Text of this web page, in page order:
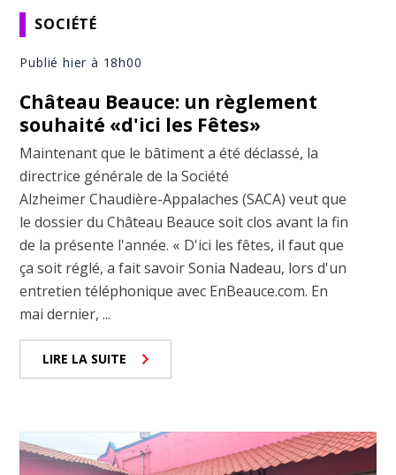
SOCIÉTÉ
Publié hier à 18h00
Château Beauce: un règlement
souhaité «d'ici les Fêtes»
Maintenant que le bâtiment a été déclassé, la
directrice générale de la Société
Alzheimer Chaudière-Appalaches (SACA) veut que
le dossier du Château Beauce soit clos avant la fin
de la présente l'année. « D'ici les fêtes, il faut que
ça soit réglé, a fait savoir Sonia Nadeau, lors d'un
entretien téléphonique avec EnBeauce.com. En
mai dernier, ...
LIRE LA SUITE